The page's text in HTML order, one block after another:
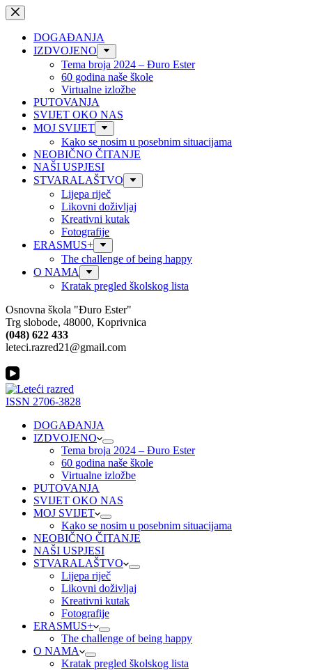
Preskoči
na
sadržajDOGAĐANJA
IZDVOJENO
Tema broja 2024 – Đuro Ester
60 godina naše škole
Virtualne izložbe
PUTOVANJA
SVIJET OKO NAS
MOJ SVIJET
Kako se nosim u posebnim situacijama
NEOBIČNO ČITANJE
NAŠI USPJESI
STVARALAŠTVO
Lijepa riječ
Likovni doživljaj
Kreativni kutak
Fotografije
ERASMUS+
The challenge of being happy
O NAMA
Kratak pregled školskog lista
Osnovna škola "Đuro Ester"
Trg slobode, 48000, Koprivnica
(048) 622 433
leteci.razred21@gmail.com
ISSN 2706-3828
DOGAĐANJA
IZDVOJENO
Tema broja 2024 – Đuro Ester
60 godina naše škole
Virtualne izložbe
PUTOVANJA
SVIJET OKO NAS
MOJ SVIJET
Kako se nosim u posebnim situacijama
NEOBIČNO ČITANJE
NAŠI USPJESI
STVARALAŠTVO
Lijepa riječ
Likovni doživljaj
Kreativni kutak
Fotografije
ERASMUS+
The challenge of being happy
O NAMA
Kratak pregled školskog lista